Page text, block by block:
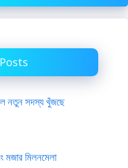
নতুন সদস্য খুঁজছে
মজার মিলনমেলা